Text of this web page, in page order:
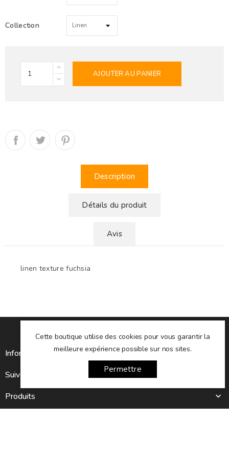
Collection
AJOUTER AU PANIER
Description
Détails du produit
Avis
linen texture fuchsia
Informations sur le magasin
Suivez-nous
Produits 
Cette boutique utilise des cookies pour vous garantir la
meilleure expérience possible sur nos sites.
Permettre